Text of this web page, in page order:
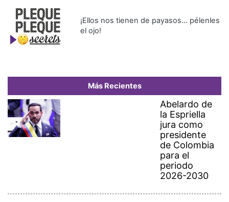
¡Ellos nos tienen de payasos… pélenles
el ojo!
Más Recientes
Abelardo de
la Espriella
jura como
presidente
de Colombia
para el
periodo
2026-2030